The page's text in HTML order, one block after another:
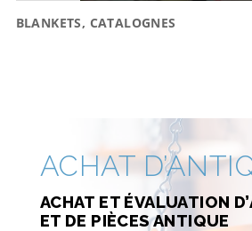
BLANKETS, CATALOGNES
ACHAT
ACHAT ET ÉVALUATION
ET DE PIÈCES ANTIQUE